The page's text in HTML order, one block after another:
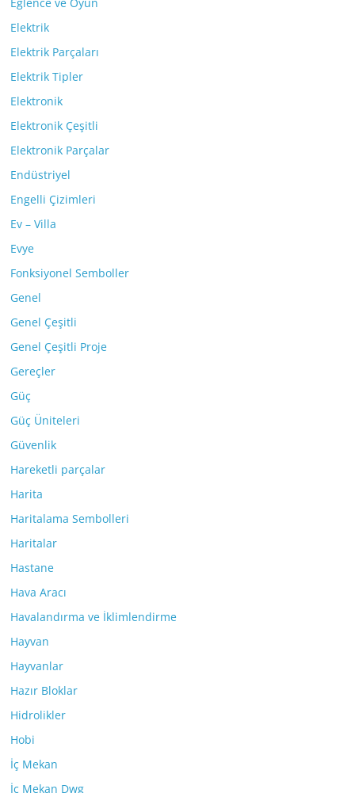
Elektrik
Elektrik Parçaları
Elektrik Tipler
Elektronik
Elektronik Çeşitli
Elektronik Parçalar
Endüstriyel
Engelli Çizimleri
Ev – Villa
Evye
Fonksiyonel Semboller
Genel
Genel Çeşitli
Genel Çeşitli Proje
Gereçler
Güç
Güç Üniteleri
Güvenlik
Hareketli parçalar
Harita
Haritalama Sembolleri
Haritalar
Hastane
Hava Aracı
Havalandırma ve İklimlendirme
Hayvan
Hayvanlar
Hazır Bloklar
Hidrolikler
Hobi
İç Mekan
İç Mekan Dwg